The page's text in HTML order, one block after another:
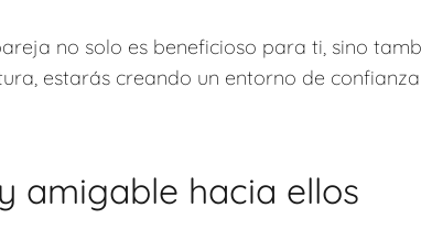
no solo es beneficioso para ti, sino
estarás creando un entorno de
amigable hacia ellos